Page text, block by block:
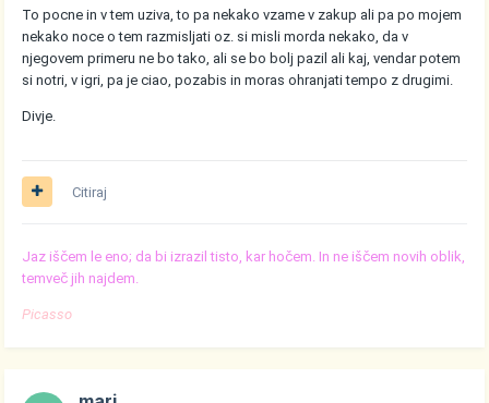
To pocne in v tem uziva, to pa nekako vzame v zakup ali pa po mojem
nekako noce o tem razmisljati oz. si misli morda nekako, da v
njegovem primeru ne bo tako, ali se bo bolj pazil ali kaj, vendar potem
si notri, v igri, pa je ciao, pozabis in moras ohranjati tempo z drugimi.
Divje.
Citiraj
Jaz iščem le eno; da bi izrazil tisto, kar hočem. In ne iščem novih oblik,
temveč jih najdem.
Picasso